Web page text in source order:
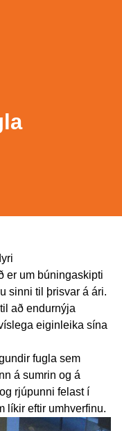
er um búningaskipti
sinni til þrisvar á ári.
að endurnýja
eiginleika sína
fugla sem
á sumrin og á
rjúpunni felast í
líkir eftir umhverfinu.